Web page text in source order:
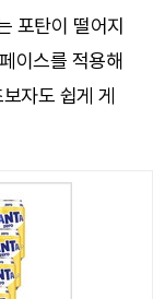
포탄이 떨어지
이스를 적용해
자도 쉽게 게